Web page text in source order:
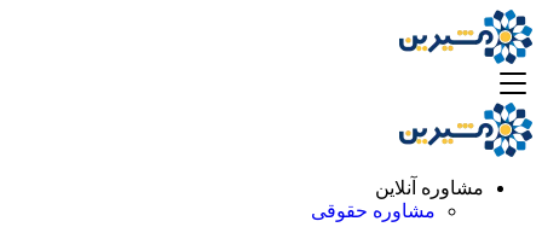
مشاوره آنلاین
مشاوره حقوقی